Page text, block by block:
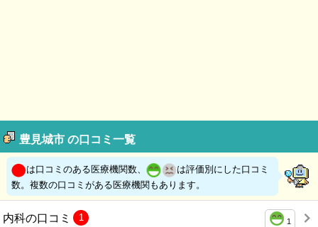
豊見城市 の口コミ一覧
は口コミのある医療機関数、
は評価別にした口コミ
数。複数の口コミがある医療機関もあります。
内科の口コミ 1
1